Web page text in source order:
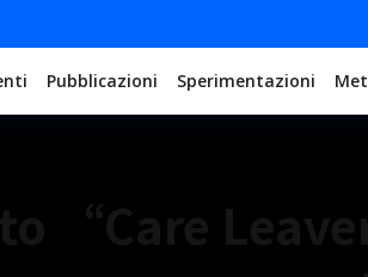
Pubblicazioni Sperimentazioni